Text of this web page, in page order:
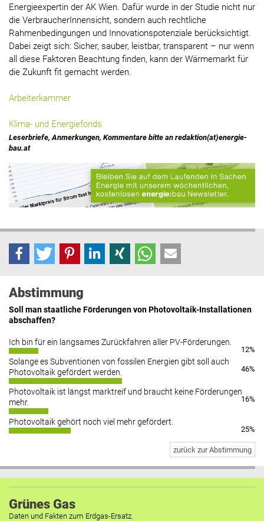
Energieexpertin der AK Wien. Dafür wurde in der Studie nicht nur
die VerbraucherInnensicht, sondern auch rechtliche
Rahmenbedingungen und Innovationspotenziale berücksichtigt.
Dabei zeigt sich: Sicher, sauber, leistbar, transparent – nur wenn
all diese Faktoren Beachtung finden, kann der Wärmemarkt für
die Zukunft fit gemacht werden.
Arbeiterkammer
Klima- und Energiefonds
Leserbriefe, Anmerkungen, Kommentare bitte an redaktion(at)energie-
bau.at
Abstimmung
Soll man staatliche Förderungen von Photovoltaik-Installationen
abschaffen?
Ich bin für ein langsames Zurückfahren aller PV-Förderungen.
12%
Solange es Subventionen von fossilen Energien gibt soll auch
Photovoltaik gefördert werden.
46%
Photovoltaik ist längst marktreif und braucht keine Förderungen
mehr.
16%
Photovoltaik gehört noch viel mehr gefördert.
25%
zurück zur Abstimmung
Grünes Gas
Daten und Fakten zum Erdgas-Ersatz.